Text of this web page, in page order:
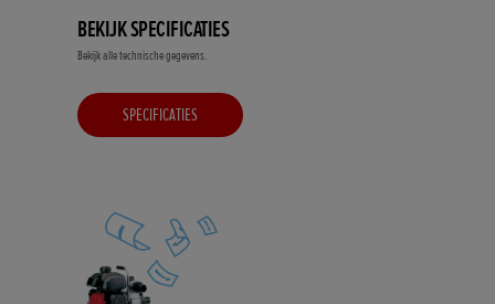
BEKIJK SPECIFICATIES
Bekijk alle technische gegevens.
SPECIFICATIES